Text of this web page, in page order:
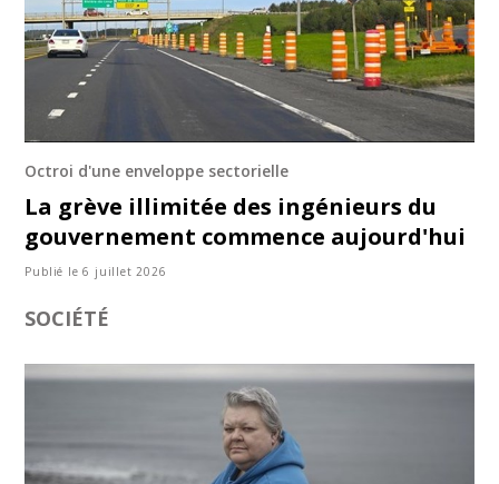
Octroi d'une enveloppe sectorielle
La grève illimitée des ingénieurs du
gouvernement commence aujourd'hui
Publié le 6 juillet 2026
SOCIÉTÉ